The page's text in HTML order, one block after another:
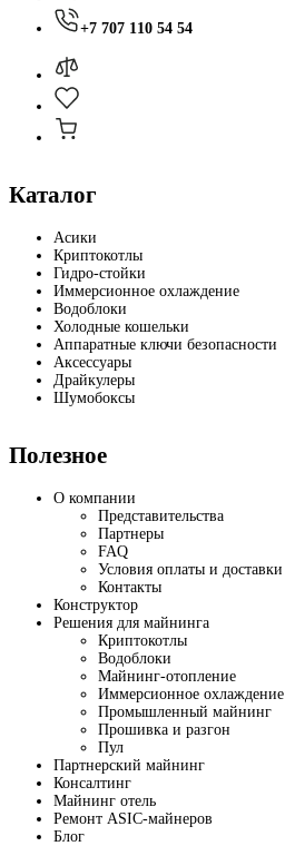
+7 707 110 54 54
Каталог
Асики
Криптокотлы
Гидро-стойки
Иммерсионное охлаждение
Водоблоки
Холодные кошельки
Аппаратные ключи безопасности
Аксессуары
Драйкулеры
Шумобоксы
Полезное
О компании
Представительства
Партнеры
FAQ
Условия оплаты и доставки
Контакты
Конструктор
Решения для майнинга
Криптокотлы
Водоблоки
Майнинг-отопление
Иммерсионное охлаждение
Промышленный майнинг
Прошивка и разгон
Пул
Партнерский майнинг
Консалтинг
Майнинг отель
Ремонт ASIC-майнеров
Блог